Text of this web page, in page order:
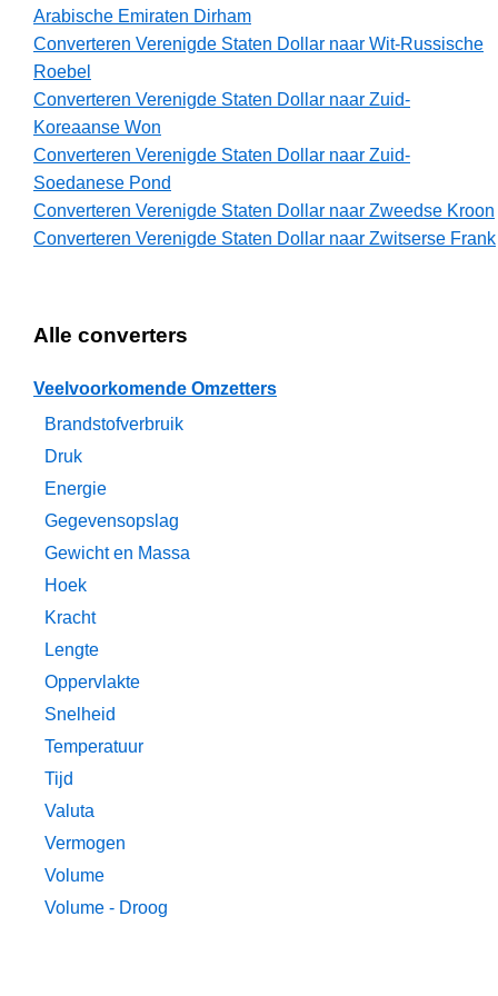
Arabische Emiraten Dirham
Converteren Verenigde Staten Dollar naar Wit-Russische
Roebel
Converteren Verenigde Staten Dollar naar Zuid-
Koreaanse Won
Converteren Verenigde Staten Dollar naar Zuid-
Soedanese Pond
Converteren Verenigde Staten Dollar naar Zweedse Kroon
Converteren Verenigde Staten Dollar naar Zwitserse Frank
Alle converters
Veelvoorkomende Omzetters
Brandstofverbruik
Druk
Energie
Gegevensopslag
Gewicht en Massa
Hoek
Kracht
Lengte
Oppervlakte
Snelheid
Temperatuur
Tijd
Valuta
Vermogen
Volume
Volume - Droog